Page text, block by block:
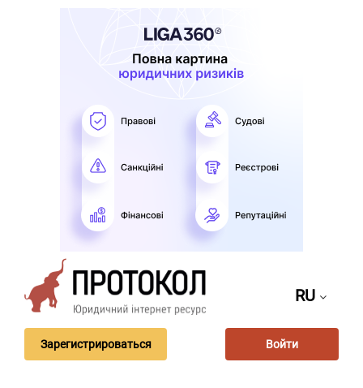
RU
Зарегистрироваться Войти